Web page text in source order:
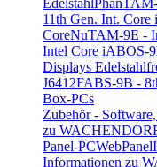
Edelstahl
11th Gen. Int. Core i
CoreNuTAM-9E -
Intel Core iABOS-
Displays
J6412FABS-9B -
Box-PCs
Zubehör -
zu
Panel-PCWebPanel
Informationen zu